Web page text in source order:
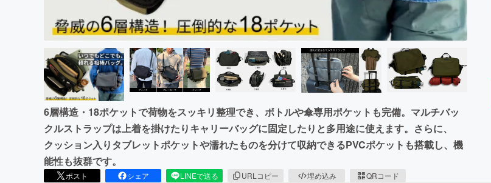
6層構造・18ポケットで荷物をスッキリ整理でき、ボトルや傘専用ポケットも完備。マルチバッ
クルストラップは上着を掛けたりキャリーバッグに固定したりと多用途に使えます。さらに、
クッション入りタブレットポケットや濡れたものを分けて収納できるPVCポケットも搭載し、機
能性も抜群です。
ポスト シェア LINEで送る URLコピー 埋め込み QRコード